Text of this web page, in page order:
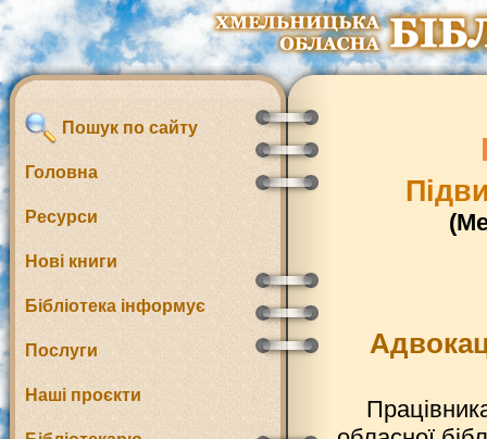
Пошук по сайту
Головна
Ресурси
Нові книги
Бібліотека інформує
Послуги
Наші проєкти